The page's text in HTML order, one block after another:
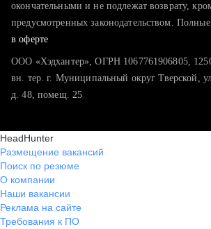
окончательными и не подлежат возврату,
предусмотренных законодательством. Полные
в оферте
ООО «Хэдхантер», ОГРН 1067761906805,
вн. тер. г. Муниципальный округ Тверской,
д. 48, помещ. 25
HeadHunter
Размещение вакансий
Поиск по резюме
О компании
Наши вакансии
Реклама на сайте
Требования к ПО